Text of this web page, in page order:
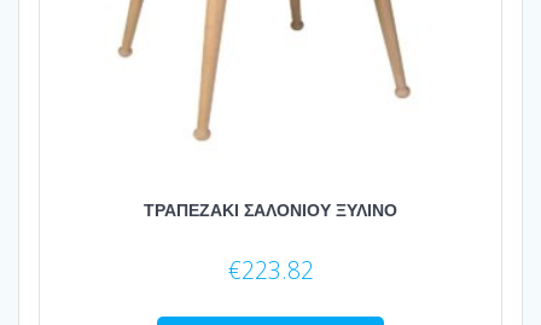
ΤΡΑΠΕΖΑΚΙ ΣΑΛΟΝΙΟΥ ΞΥΛΙΝΟ
€223.82